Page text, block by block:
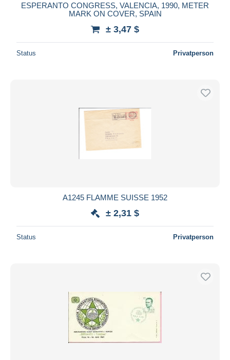
ESPERANTO CONGRESS, VALENCIA, 1990, METER
MARK ON COVER, SPAIN
± 3,47 $
Status Privatperson
A1245 FLAMME SUISSE 1952
± 2,31 $
Status Privatperson